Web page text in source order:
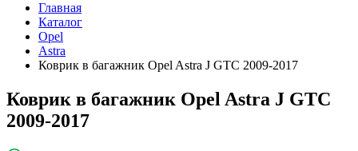
Главная
Каталог
Opel
Astra
Коврик в багажник Opel Astra J GTC 2009-2017
Коврик в багажник Opel Astra J GTC
2009-2017